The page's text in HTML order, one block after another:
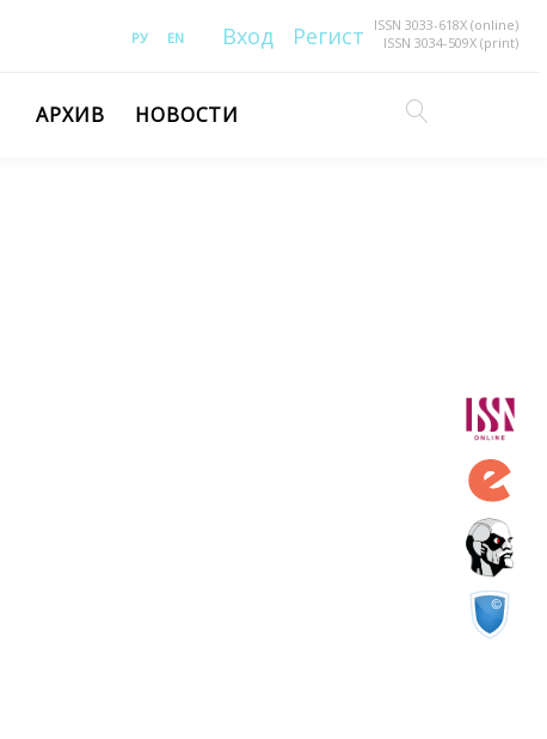
РУ EN Вход Регистрация
АРХИВ НОВОСТИ
ISSN 3033-618X (online)
ISSN 3034-509X (print)